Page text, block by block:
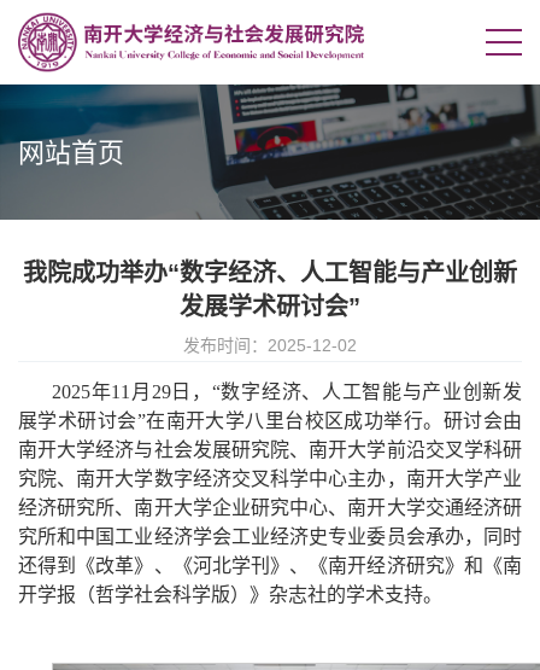
网站首页
我院成功举办“数字经济、人工智能与产业创新
发展学术研讨会”
发布时间：2025-12-02
2025年11月29日，“数字经济、人工智能与产业创新发
展学术研讨会”在南开大学八里台校区成功举行。研讨会由
南开大学经济与社会发展研究院、南开大学前沿交叉学科研
究院、南开大学数字经济交叉科学中心主办，南开大学产业
经济研究所、南开大学企业研究中心、南开大学交通经济研
究所和中国工业经济学会工业经济史专业委员会承办，同时
还得到《改革》、《河北学刊》、《南开经济研究》和《南
开学报（哲学社会科学版）》杂志社的学术支持。